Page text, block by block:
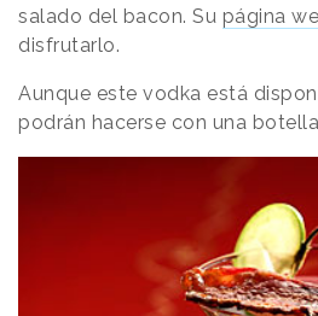
salado del bacon. Su página
disfrutarlo.
Aunque este vodka está
podrán hacerse con una